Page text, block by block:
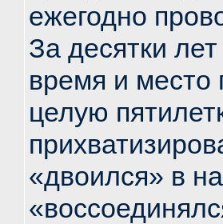
ежегодно
За десятки
время и место
целую
«двоился» в